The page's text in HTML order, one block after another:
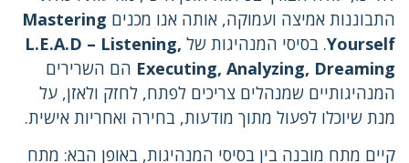
התבוננות אמיצה ועמוקה, אותה אנו מכנים Mastering
Yourself. בסיסי המנהיגות של L.E.A.D – Listening,
Executing, Analyzing, Dreaming הם השרירים
המנהיגותיים שמנהלים צריכים לפתח, לחזק ולאזן, על
מנת שיוכלו לפעול מתוך מודעות, בחירה ואחריות אישית.
קיים מתח מובנה בין בסיסי המנהיגות, באופן הבא: מתח